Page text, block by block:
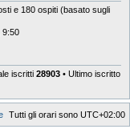
e 180 ospiti (basato sugli
9:50
iscritti 28903 • Ultimo iscritto
Tutti gli orari sono UTC+02:00